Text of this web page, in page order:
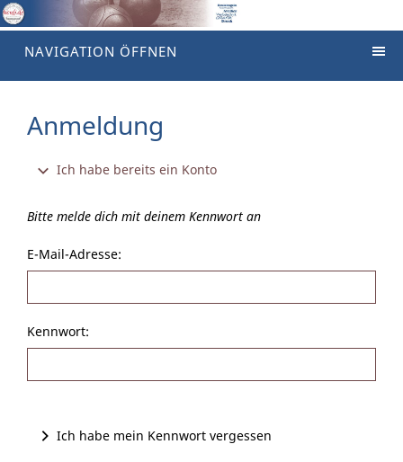
NAVIGATION ÖFFNEN
Anmeldung
Ich habe bereits ein Konto
Bitte melde dich mit deinem Kennwort an
E-Mail-Adresse:
Kennwort:
Ich habe mein Kennwort vergessen